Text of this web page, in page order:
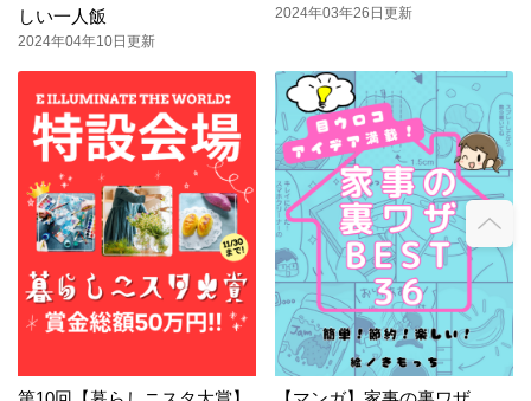
しい一人飯
2024年04年10日更新
2024年03年26日更新